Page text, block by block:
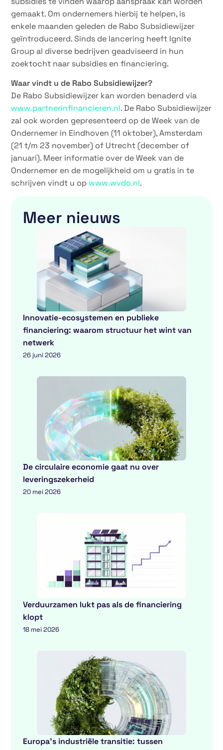
gemaakt. Om ondernemers hierbij te helpen, is
enkele maanden geleden de Rabo Subsidiewijzer
geïntroduceerd. Sinds de lancering heeft Ignite
Group al diverse bedrijven geadviseerd in hun
zoektocht naar subsidies en financiering.
Waar vindt u de Rabo Subsidiewijzer?
De Rabo Subsidiewijzer kan worden benaderd via
www.partnerinfinancieren.nl. De Rabo Subsidiewijzer
zal ook worden gepresenteerd op de Week van de
Ondernemer in Eindhoven (11 oktober), Amsterdam
(21 t/m 23 november) of Utrecht (december of
januari). Meer informatie over de Week van de
Ondernemer en de mogelijkheid om u gratis in te
schrijven vindt u op www.wvdo.nl.
Meer nieuws
Innovatie-ecosystemen en publieke
financiering: waarom structuur het wint van
netwerk
26 juni 2026
De circulaire economie gaat nu over
leveringszekerheid
20 mei 2026
Verduurzamen lukt pas als de financiering
klopt
18 mei 2026
Europa’s industriële transitie: tussen